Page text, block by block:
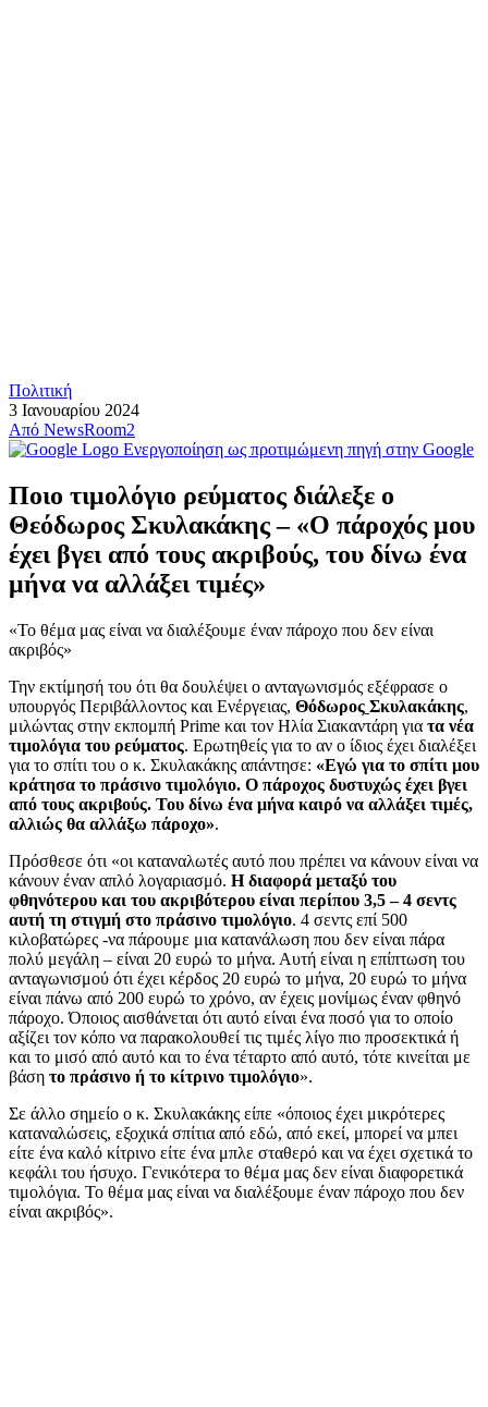
Πολιτική
3 Ιανουαρίου 2024
Από NewsRoom2
Ενεργοποίηση ως προτιμώμενη πηγή στην Google
Ποιο τιμολόγιο ρεύματος διάλεξε ο
Θεόδωρος Σκυλακάκης – «Ο πάροχός μου
έχει βγει από τους ακριβούς, του δίνω ένα
μήνα να αλλάξει τιμές»
«Το θέμα μας είναι να διαλέξουμε έναν πάροχο που δεν είναι
ακριβός»
Την εκτίμησή του ότι θα δουλέψει ο ανταγωνισμός εξέφρασε ο
υπουργός Περιβάλλοντος και Ενέργειας, Θόδωρος Σκυλακάκης,
μιλώντας στην εκπομπή Prime και τον Ηλία Σιακαντάρη για τα νέα
τιμολόγια του ρεύματος. Ερωτηθείς για το αν ο ίδιος έχει διαλέξει
για το σπίτι του ο κ. Σκυλακάκης απάντησε: «Εγώ για το σπίτι μου
κράτησα το πράσινο τιμολόγιο. Ο πάροχος δυστυχώς έχει βγει
από τους ακριβούς. Του δίνω ένα μήνα καιρό να αλλάξει τιμές,
αλλιώς θα αλλάξω πάροχο».
Πρόσθεσε ότι «οι καταναλωτές αυτό που πρέπει να κάνουν είναι να
κάνουν έναν απλό λογαριασμό. Η διαφορά μεταξύ του
φθηνότερου και του ακριβότερου είναι περίπου 3,5 – 4 σεντς
αυτή τη στιγμή στο πράσινο τιμολόγιο. 4 σεντς επί 500
κιλοβατώρες -να πάρουμε μια κατανάλωση που δεν είναι πάρα
πολύ μεγάλη – είναι 20 ευρώ το μήνα. Αυτή είναι η επίπτωση του
ανταγωνισμού ότι έχει κέρδος 20 ευρώ το μήνα, 20 ευρώ το μήνα
είναι πάνω από 200 ευρώ το χρόνο, αν έχεις μονίμως έναν φθηνό
πάροχο. Όποιος αισθάνεται ότι αυτό είναι ένα ποσό για το οποίο
αξίζει τον κόπο να παρακολουθεί τις τιμές λίγο πιο προσεκτικά ή
και το μισό από αυτό και το ένα τέταρτο από αυτό, τότε κινείται με
βάση το πράσινο ή το κίτρινο τιμολόγιο».
Σε άλλο σημείο ο κ. Σκυλακάκης είπε «όποιος έχει μικρότερες
καταναλώσεις, εξοχικά σπίτια από εδώ, από εκεί, μπορεί να μπει
είτε ένα καλό κίτρινο είτε ένα μπλε σταθερό και να έχει σχετικά το
κεφάλι του ήσυχο. Γενικότερα το θέμα μας δεν είναι διαφορετικά
τιμολόγια. Το θέμα μας είναι να διαλέξουμε έναν πάροχο που δεν
είναι ακριβός».